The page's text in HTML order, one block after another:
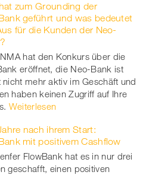
zum Grounding der
geführt und was bedeutet
für die Kunden der Neo-
hat den Konkurs über die
eröffnet, die Neo-Bank ist
nicht mehr aktiv im Geschäft und
haben keinen Zugriff auf Ihre
Weiterlesen
nach ihrem Start:
mit positivem Cashflow
FlowBank hat es in nur drei
geschafft, einen positiven